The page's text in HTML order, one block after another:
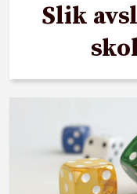
Slik